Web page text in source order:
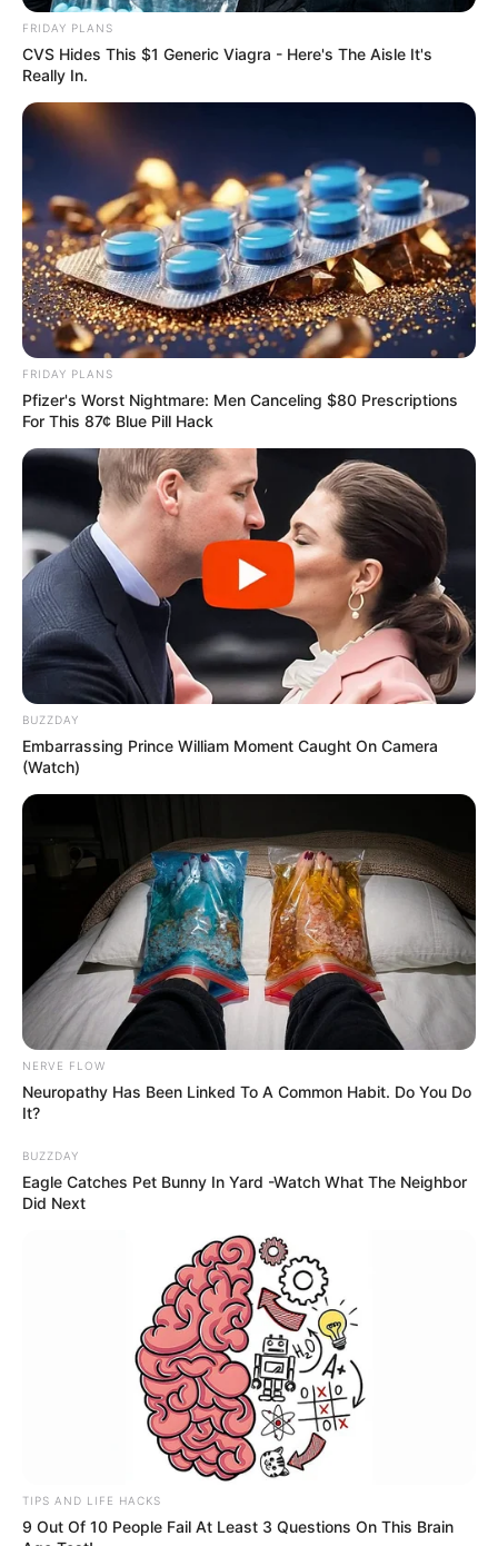
FRIDAY PLANS
CVS Hides This $1 Generic Viagra - Here's The Aisle It's
Really In.
FRIDAY PLANS
Pfizer's Worst Nightmare: Men Canceling $80 Prescriptions
For This 87¢ Blue Pill Hack
BUZZDAY
Embarrassing Prince William Moment Caught On Camera
(Watch)
NERVE FLOW
Neuropathy Has Been Linked To A Common Habit. Do You Do
It?
BUZZDAY
Eagle Catches Pet Bunny In Yard -Watch What The Neighbor
Did Next
TIPS AND LIFE HACKS
9 Out Of 10 People Fail At Least 3 Questions On This Brain